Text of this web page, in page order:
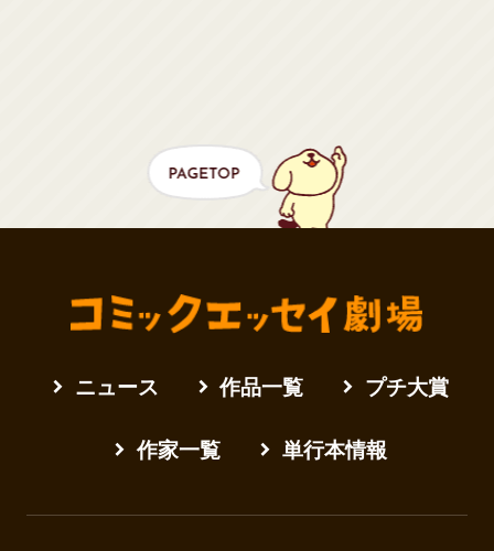
ニュース 作品一覧 プチ大賞
作家一覧 単行本情報